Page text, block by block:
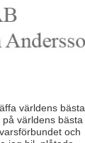
världens bästa
världens bästa
och